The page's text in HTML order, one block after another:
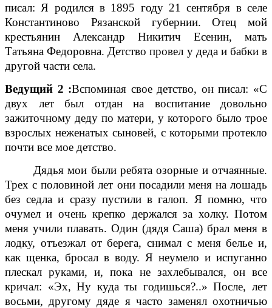
писал: Я родился в 1895 году 21 сентября в селе
Константиново Рязанской губернии. Отец мой
крестьянин Александр Никитич Есенин, мать
Татьяна Федоровна. Детство провел у деда и бабки в
другой части села.
Ведущий 2 :Вспоминая свое детство, он писал: «С
двух лет был отдан на воспитание довольно
зажиточному деду по матери, у которого было трое
взрослых неженатых сыновей, с которыми протекло
почти все мое детство.
Дядья мои были ребята озорные и отчаянные.
Трех с половиной лет они поcадили меня на лошадь
без седла и сразу пустили в галоп. Я помню, что
очумел и очень крепко держался за холку. Потом
меня учили плавать. Один (дядя Саша) брал меня в
лодку, отъезжал от берега, снимал с меня белье и,
как щенка, бросал в воду. Я неумело и испуганно
плескал руками, и, пока не захлебывался, он все
кричал: «Эх, Ну куда ты годишься?..» После, лет
восьми, другому дяде я часто заменял охотничью